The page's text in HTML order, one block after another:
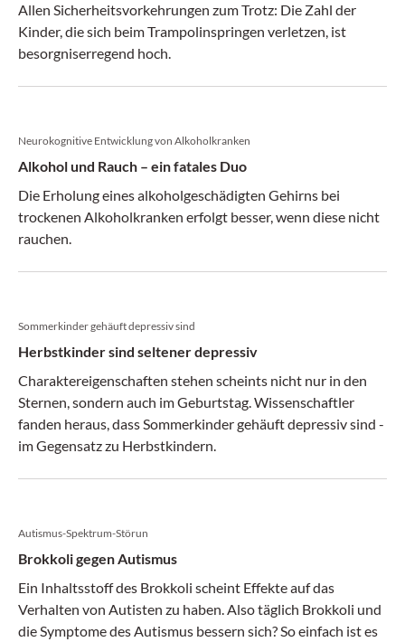
Allen Sicherheitsvorkehrungen zum Trotz: Die Zahl der
Kinder, die sich beim Trampolinspringen verletzen, ist
besorgniserregend hoch.
Neurokognitive Entwicklung von Alkoholkranken
Alkohol und Rauch – ein fatales Duo
Die Erholung eines alkoholgeschädigten Gehirns bei
trockenen Alkoholkranken erfolgt besser, wenn diese nicht
rauchen.
Sommerkinder gehäuft depressiv sind
Herbstkinder sind seltener depressiv
Charaktereigenschaften stehen scheints nicht nur in den
Sternen, sondern auch im Geburtstag. Wissenschaftler
fanden heraus, dass Sommerkinder gehäuft depressiv sind -
im Gegensatz zu Herbstkindern.
Autismus-Spektrum-Störun
Brokkoli gegen Autismus
Ein Inhaltsstoff des Brokkoli scheint Effekte auf das
Verhalten von Autisten zu haben. Also täglich Brokkoli und
die Symptome des Autismus bessern sich? So einfach ist es